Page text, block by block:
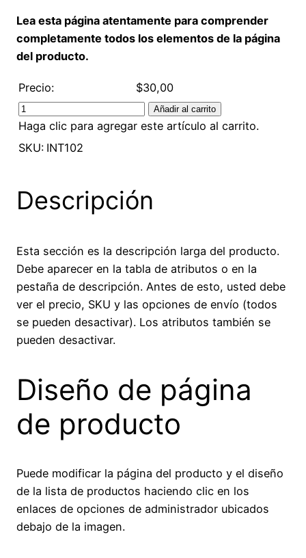
Lea esta página atentamente para comprender
completamente todos los elementos de la página
del producto.
Precio: $30,00
Añadir al carrito
Haga clic para agregar este artículo al carrito.
SKU: INT102
Descripción
Esta sección es la descripción larga del producto.
Debe aparecer en la tabla de atributos o en la
pestaña de descripción. Antes de esto, usted debe
ver el precio, SKU y las opciones de envío (todos
se pueden desactivar). Los atributos también se
pueden desactivar.
Diseño de página
de producto
Puede modificar la página del producto y el diseño
de la lista de productos haciendo clic en los
enlaces de opciones de administrador ubicados
debajo de la imagen.